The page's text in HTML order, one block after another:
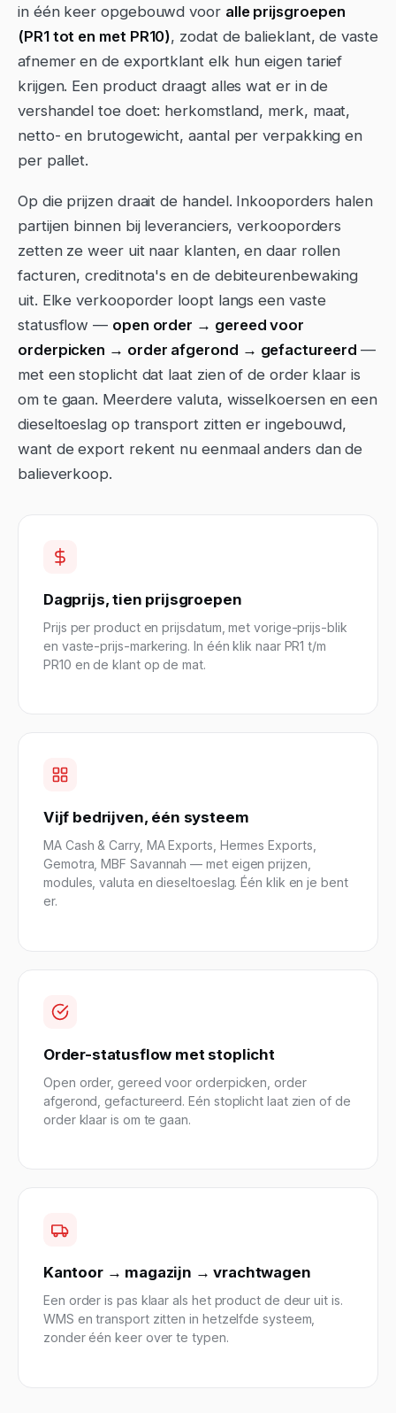
in één keer opgebouwd voor alle prijsgroepen
(PR1 tot en met PR10), zodat de balieklant, de vaste
afnemer en de exportklant elk hun eigen tarief
krijgen. Een product draagt alles wat er in de
vershandel toe doet: herkomstland, merk, maat,
netto- en brutogewicht, aantal per verpakking en
per pallet.
Op die prijzen draait de handel. Inkooporders halen
partijen binnen bij leveranciers, verkooporders
zetten ze weer uit naar klanten, en daar rollen
facturen, creditnota's en de debiteurenbewaking
uit. Elke verkooporder loopt langs een vaste
statusflow — open order → gereed voor
orderpicken → order afgerond → gefactureerd —
met een stoplicht dat laat zien of de order klaar is
om te gaan. Meerdere valuta, wisselkoersen en een
dieseltoeslag op transport zitten er ingebouwd,
want de export rekent nu eenmaal anders dan de
balieverkoop.
Dagprijs, tien prijsgroepen
Prijs per product en prijsdatum, met vorige-prijs-blik
en vaste-prijs-markering. In één klik naar PR1 t/m
PR10 en de klant op de mat.
Vijf bedrijven, één systeem
MA Cash & Carry, MA Exports, Hermes Exports,
Gemotra, MBF Savannah — met eigen prijzen,
modules, valuta en dieseltoeslag. Één klik en je bent
er.
Order-statusflow met stoplicht
Open order, gereed voor orderpicken, order
afgerond, gefactureerd. Eén stoplicht laat zien of de
order klaar is om te gaan.
Kantoor → magazijn → vrachtwagen
Een order is pas klaar als het product de deur uit is.
WMS en transport zitten in hetzelfde systeem,
zonder één keer over te typen.